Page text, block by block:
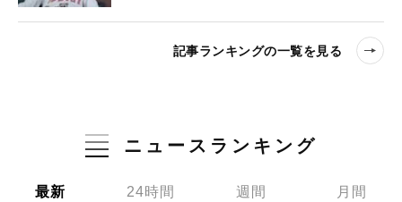
記事ランキングの一覧を見る
ニュースランキング
最新 24時間 週間 月間